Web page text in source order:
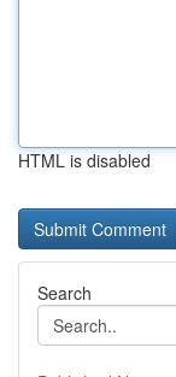
HTML is disabled
Search